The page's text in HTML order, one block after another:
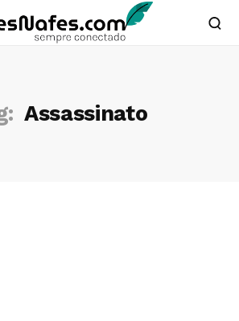
Assassinato